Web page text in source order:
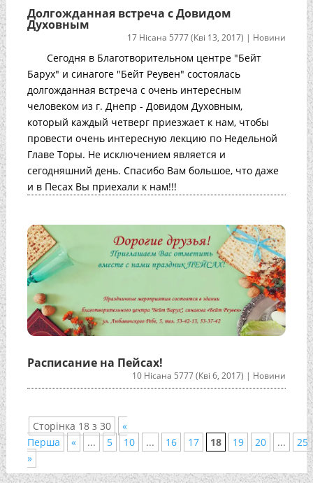
Долгожданная встреча с Довидом
Духовным
17 Нісана 5777 (Кві 13, 2017) | Новини
Сегодня в Благотворительном центре "Бейт
Барух" и синагоге "Бейт Реувен" состоялась
долгожданная встреча с очень интересным
человеком из г. Днепр - Довидом Духовным,
который каждый четверг приезжает к нам, чтобы
провести очень интересную лекцию по Недельной
Главе Торы. Не исключением является и
сегодняшний день. Спасибо Вам большое, что даже
и в Песах Вы приехали к нам!!!
Расписание на Пейсах!
10 Нісана 5777 (Кві 6, 2017) | Новини
Сторінка 18 з 30
«
Перша
« ... 5 10 ... 16 17 18 19 20 ...
25
»